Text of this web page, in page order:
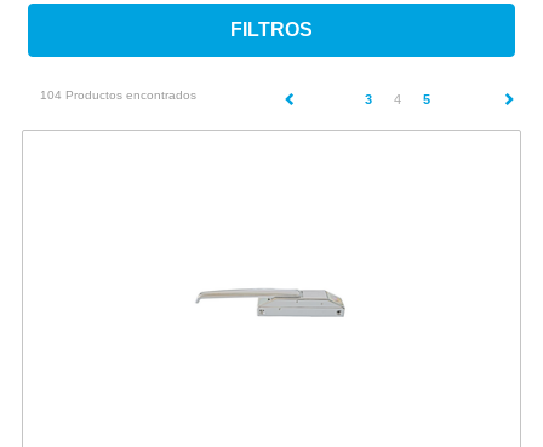
FILTROS
104 Productos encontrados 3 4(current)
5